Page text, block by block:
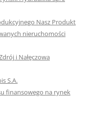
Nasz Produkt
nieruchomości
i Nałęczowa
S.A.
finansowego na rynek